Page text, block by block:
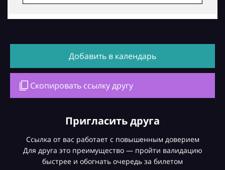
Добавить в календарь
Скопировать ссылку другу
Пригласить друга
Ссылка от вас работает с повышенным доверием
Для друга это преимущество — пройти валидацию
быстрее и обогнать очередь за билетом